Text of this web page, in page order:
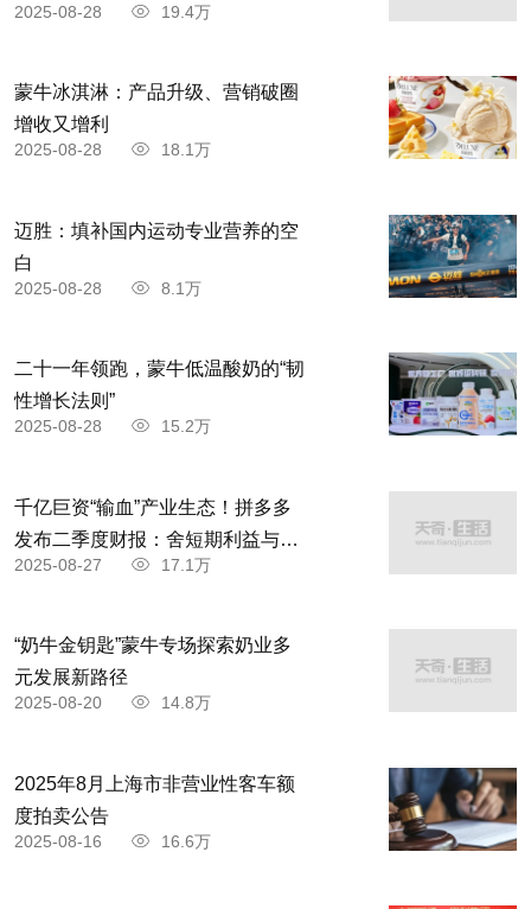
2025-08-28 19.4万
蒙牛冰淇淋：产品升级、营销破圈
增收又增利
2025-08-28 18.1万
迈胜：填补国内运动专业营养的空
白
2025-08-28 8.1万
二十一年领跑，蒙牛低温酸奶的“韧
性增长法则”
2025-08-28 15.2万
千亿巨资“输血”产业生态！拼多多
发布二季度财报：舍短期利益与商
家共赴高质量发展
2025-08-27 17.1万
“奶牛金钥匙”蒙牛专场探索奶业多
元发展新路径
2025-08-20 14.8万
2025年8月上海市非营业性客车额
度拍卖公告
2025-08-16 16.6万